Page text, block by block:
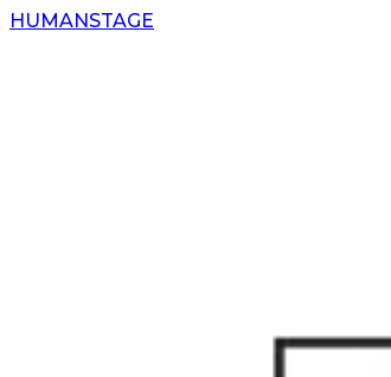
HUMANSTAGE